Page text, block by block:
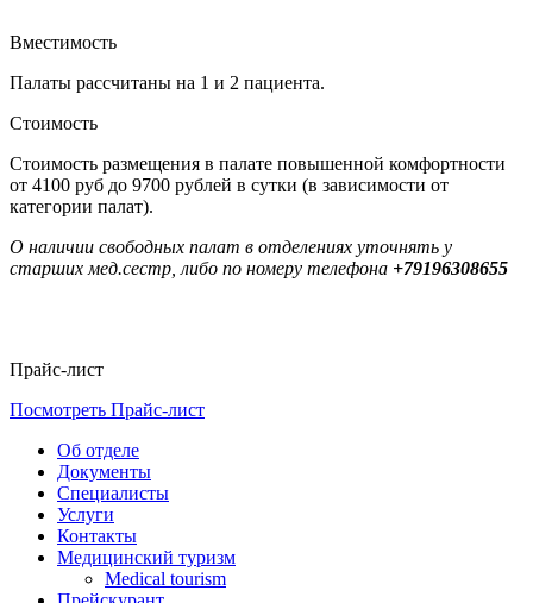
Вместимость
Палаты рассчитаны на 1 и 2 пациента.
Стоимость
Стоимость размещения в палате повышенной комфортности
от 4100 руб до 9700 рублей в сутки (в зависимости от
категории палат).
О наличии свободных палат в отделениях уточнять у
старших мед.сестр, либо по номеру телефона +79196308655
Прайс-лист
Посмотреть Прайс-лист
Об отделе
Документы
Специалисты
Услуги
Контакты
Медицинский туризм
Medical tourism